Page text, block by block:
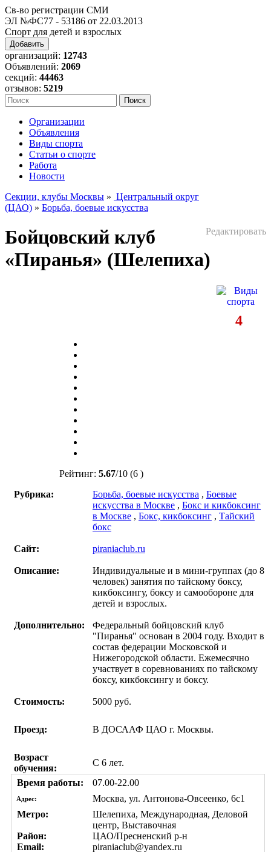
Св-во регистрации СМИ
ЭЛ №ФС77 - 53186 от 22.03.2013
Спорт для детей и взрослых
Добавить
организаций: 12743
Объявлений: 2069
секций: 44463
отзывов: 5219
Организации
Объявления
Виды спорта
Статьи о спорте
Работа
Новости
Секции, клубы Москвы » Центральный округ
(ЦАО) » Борьба, боевые искусства
Редактировать
Бойцовский клуб
«Пиранья» (Шелепиха)
4
Рейтинг: 5.67/10 (6 )
Рубрика:
Борьба, боевые искусства , Боевые
искусства в Москве , Бокс и кикбоксинг
в Москве , Бокс, кикбоксинг , Тайский
бокс
Сайт: piraniaclub.ru
Описание:
Индивидуальные и в мини-группах (до 8
человек) занятия по тайскому боксу,
кикбоксингу, боксу и самообороне для
детей и взрослых.
Дополнительно:
Федеральный бойцовский клуб
"Пиранья" основан в 2004 году. Входит в
состав федерации Московской и
Нижегородской области. Ежемесячно
участвует в соревнованиях по тайскому
боксу, кикбоксингу и боксу.
Стоимость: 5000 руб.
Проезд: В ДОСААФ ЦАО г. Москвы.
Возраст
обучения:
С 6 лет.
Время работы:
07.00-22.00
Адрес:
Москва, ул. Антонова-Овсеенко, 6с1
Метро:
Шелепиха, Международная, Деловой
центр, Выставочная
Район:
ЦАО/Пресненский р-н
Email:
piraniaclub@yandex.ru